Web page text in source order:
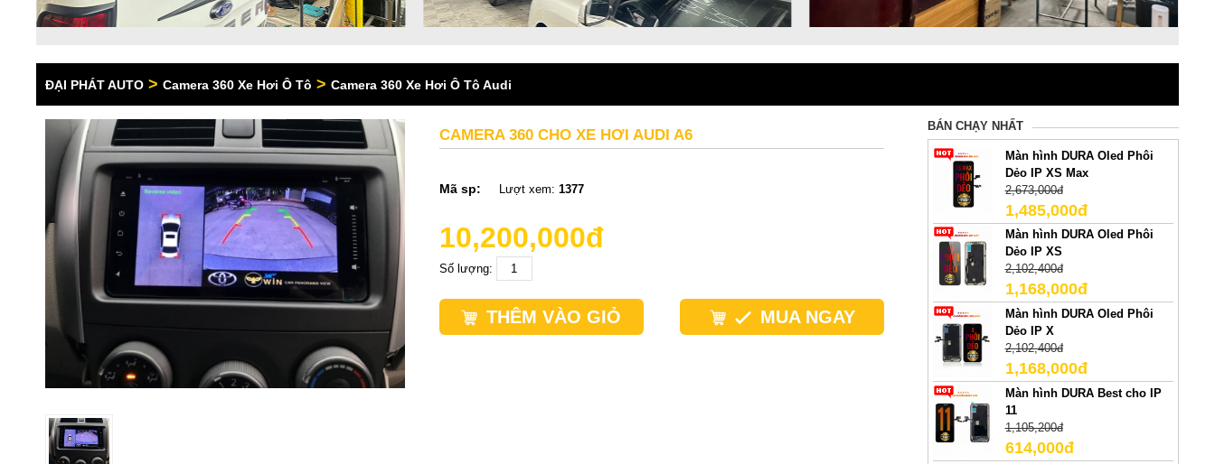
ĐẠI PHÁT AUTO > Camera 360 Xe Hơi Ô Tô > Camera 360 Xe Hơi Ô Tô Audi
CAMERA 360 CHO XE HƠI AUDI A6
Mã sp: Lượt xem: 1377
10,200,000đ
Số lượng:
THÊM VÀO GIỎ MUA NGAY
BÁN CHẠY NHẤT
Màn hình DURA Oled Phôi
Dẻo IP XS Max
2,673,000đ
1,485,000đ
Màn hình DURA Oled Phôi
Dẻo IP XS
2,102,400đ
1,168,000đ
Màn hình DURA Oled Phôi
Dẻo IP X
2,102,400đ
1,168,000đ
Màn hình DURA Best cho IP
11
1,105,200đ
614,000đ